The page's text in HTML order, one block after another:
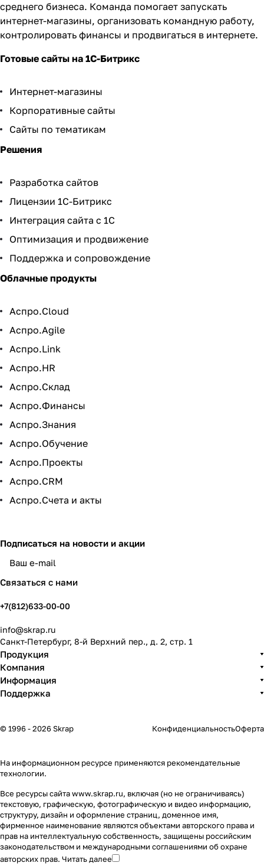
среднего бизнеса. Команда помогает запускать
интернет-магазины, организовать командную работу,
контролировать финансы и продвигаться в интернете.
Готовые сайты на 1С-Битрикс
Интернет-магазины
Корпоративные сайты
Сайты по тематикам
Решения
Разработка сайтов
Лицензии 1С-Битрикс
Интеграция сайта с 1С
Оптимизация и продвижение
Поддержка и сопровождение
Облачные продукты
Аспро.Cloud
Аспро.Agile
Аспро.Link
Аспро.HR
Аспро.Склад
Аспро.Финансы
Аспро.Знания
Аспро.Обучение
Аспро.Проекты
Аспро.CRM
Аспро.Счета и акты
Подписаться на новости и акции
Связаться с нами
+7(812)633-00-00
info@skrap.ru
Санкт-Петербург, 8-й Верхний пер., д. 2, стр. 1
Продукция
Компания
Информация
Поддержка
© 1996 - 2026 Skrap КонфиденциальностьОферта
На информационном ресурсе применяются рекомендательные
технологии.
Все ресурсы сайта www.skrap.ru, включая (но не ограничиваясь)
текстовую, графическую, фотографическую и видео информацию,
структуру, дизайн и оформление страниц, доменное имя,
фирменное наименование являются объектами авторского права и
прав на интеллектуальную собственность, защищены российским
законодательством и международными соглашениями об охране
авторских прав. Читать далее